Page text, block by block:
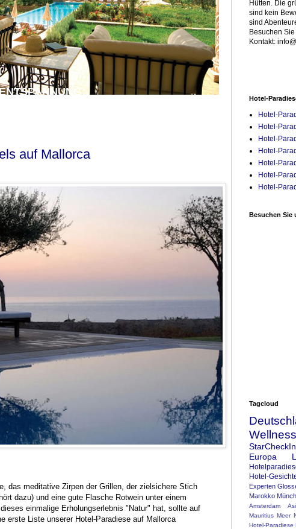
Träume wahr
auf Mallorca
das meditative Zirpen der Grillen, der zielsichere Stich
dazu) und eine gute Flasche Rotwein unter einem
einmalige Erholungserlebnis "Natur" hat, sollte auf
erste Liste unserer Hotel-Paradiese auf Mallorca
Hütten. Die
sind kein
sind
Besuchen
Kontakt:
Hotel-
Hotel-
Hotel-
Hotel-
Hotel-
Hotel-
Hotel-
Hotel-
Besuchen Sie
Tagcloud
Wellness
StarCheckIn
Europa
Hotel-
Experten
Marokko
Amsterdam
Mauritius Meer
Hotel-Paradiese